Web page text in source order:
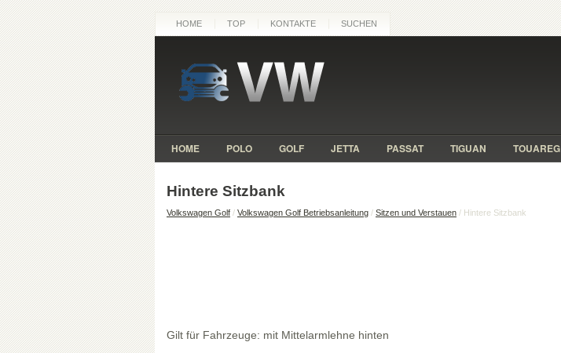
HOME TOP KONTAKTE SUCHEN
HOME POLO GOLF JETTA PASSAT TIGUAN TOUAREG
Hintere Sitzbank
Volkswagen Golf / Volkswagen Golf Betriebsanleitung / Sitzen und Verstauen / Hintere Sitzbank
Gilt für Fahrzeuge: mit Mittelarmlehne hinten